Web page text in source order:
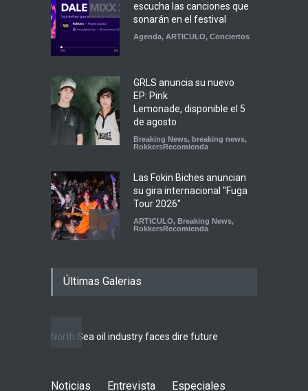
escucha las canciones que
sonarán en el festival
Agenda, ARTICULO, Conciertos
GRLS anuncia su nuevo
EP: Pink
Lemonade, disponible el 5
de agosto
Breaking News, breaking news,
RokkersRecomienda
Las Fokin Biches anuncian
su gira internacional "Fuga
Tour 2026"
ARTICULO, Breaking News,
RokkersRecomienda
nuevo de Psychedelic Porn
RokkersRecomienda,Sin
categoría
en el Auditorio BB de la
Últimas Galerias
North Sea oil industry faces dire future
Noticias Entrevista
Especiales